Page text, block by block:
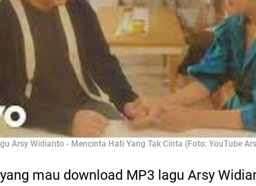
Arsy Widianto - Mencinta Hati Yang Tak Cinta (Foto: YouTube
mau download MP3 lagu Arsy